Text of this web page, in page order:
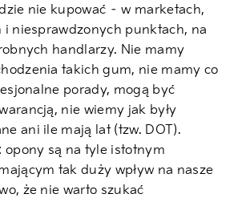
nie kupować – w marketach,
i niesprawdzonych punktach, na
handlarzy. Nie mamy
takich gum, nie mamy co
porady, mogą być
nie wiemy jak były
ani ile mają lat (tzw. DOT).
opony są na tyle istotnym
tak duży wpływ na nasze
że nie warto szukać